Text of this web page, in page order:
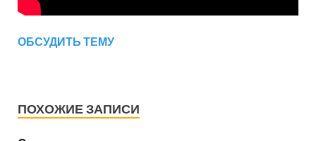
ОБСУДИТЬ ТЕМУ
ПОХОЖИЕ ЗАПИСИ